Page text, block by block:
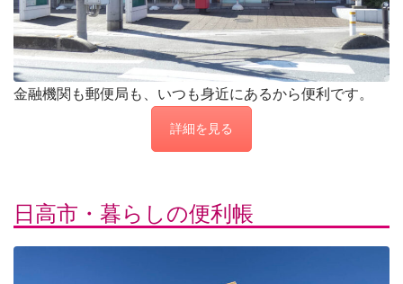
金融機関も郵便局も、いつも身近にあるから便利です。
詳細を見る
日高市・暮らしの便利帳